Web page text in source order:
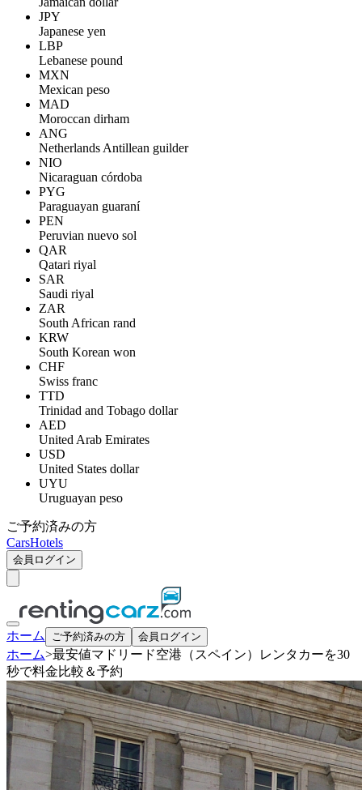
JPY
Japanese yen
LBP
Lebanese pound
MXN
Mexican peso
MAD
Moroccan dirham
ANG
Netherlands Antillean guilder
NIO
Nicaraguan córdoba
PYG
Paraguayan guaraní
PEN
Peruvian nuevo sol
QAR
Qatari riyal
SAR
Saudi riyal
ZAR
South African rand
KRW
South Korean won
CHF
Swiss franc
TTD
Trinidad and Tobago dollar
AED
United Arab Emirates
USD
United States dollar
UYU
Uruguayan peso
ご予約済みの方
CarsHotels
会員ログイン
ホーム ご予約済みの方 会員ログイン
ホーム>最安値マドリード空港（スペイン）レンタカーを30
秒で料金比較＆予約